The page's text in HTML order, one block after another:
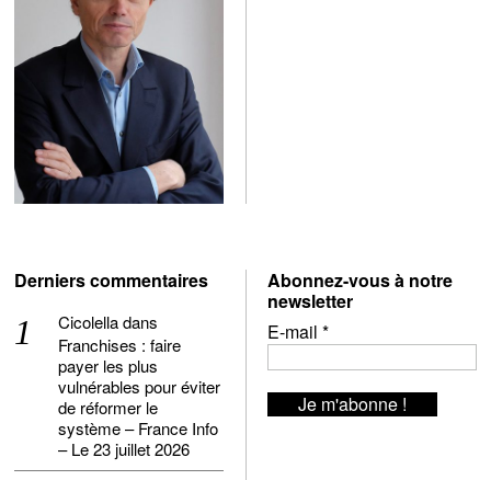
Derniers commentaires
Cicolelladans
Franchises : faire
payer les plus
vulnérables pour éviter
de réformer le
système – France Info
– Le 23 juillet 2026
Abonnez-vous à notre
newsletter
E-mail *